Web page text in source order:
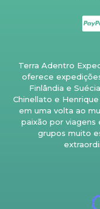
Terra Adentro
oferece
Finlândia e
Chinellato e
em uma volta ao
paixão por viagens
grupos muito